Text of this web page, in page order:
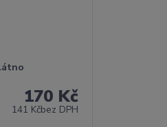
170 Kč
141 Kčbez DPH